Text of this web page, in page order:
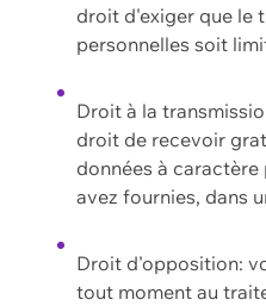
droit d'exiger que le
personnelles soit
Droit à la
droit de recevoir
données à caractère
avez fournies, dans
Droit d'opposition:
tout moment au